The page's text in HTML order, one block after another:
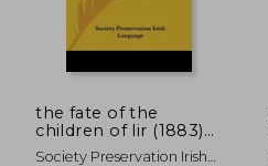
the fate of the
children of lir (1883)
(en Inglés)
Society Preservation Irish